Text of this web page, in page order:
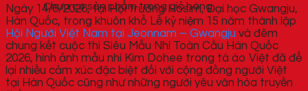
Chưa có sản phẩm trong giỏ hàng.
Ngày 14/6/2026, tại Hội trường Hosim, Đại học Gwangju,
Hàn Quốc, trong khuôn khổ Lễ kỷ niệm 15 năm thành lập
Hội Người Việt Nam tại Jeonnam – Gwangju và đêm
chung kết cuộc thi Siêu Mẫu Nhí Toàn Cầu Hàn Quốc
2026, hình ảnh mẫu nhí Kim Dohee trong tà áo Việt đã để
lại nhiều cảm xúc đặc biệt đối với cộng đồng người Việt
tại Hàn Quốc cũng như những người yêu văn hóa truyền